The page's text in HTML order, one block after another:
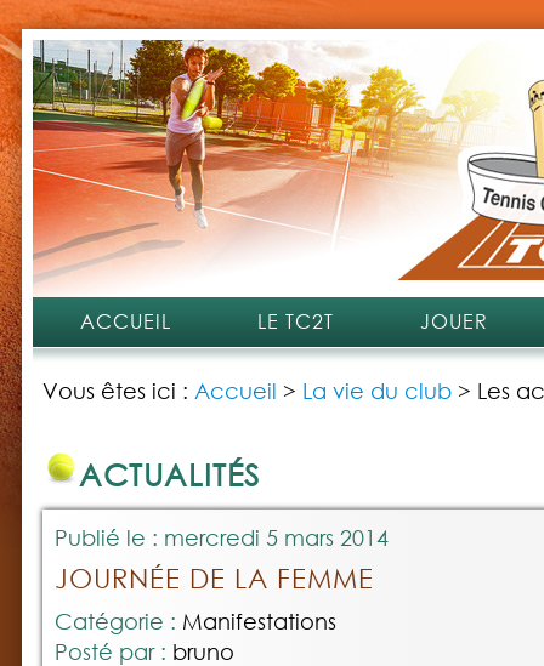
ACCUEIL LE TC2T JOUER
Vous êtes ici : Accueil > La vie du club > Les
ACTUALITÉS
Publié le : mercredi 5 mars 2014
JOURNÉE DE LA FEMME
Catégorie : Manifestations
Posté par : bruno